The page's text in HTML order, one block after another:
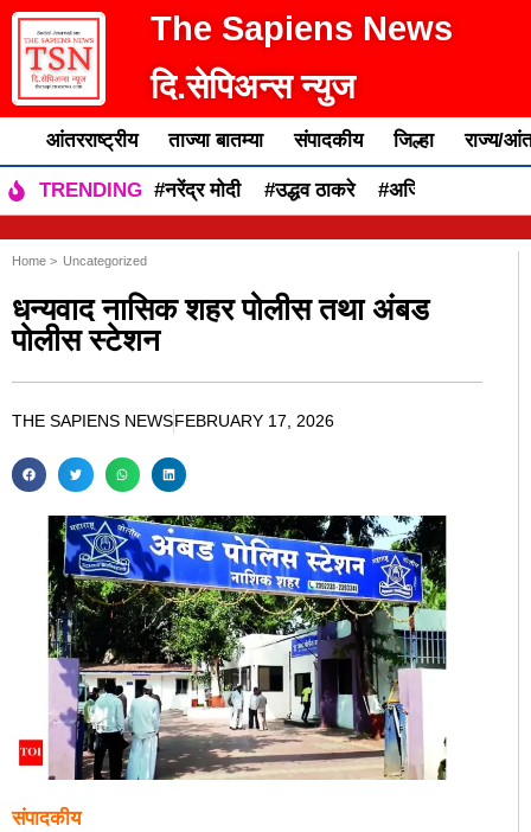
The Sapiens News
दि.सेपिअन्स न्युज
आंतरराष्ट्रीय ताज्या बातम्या संपादकीय जिल्हा राज्य/
TRENDING #नरेंद्र मोदी #उद्धव ठाकरे #अजित पवार
Home > Uncategorized
धन्यवाद नासिक शहर पोलीस तथा अंबड
पोलीस स्टेशन
THE SAPIENS NEWSFEBRUARY 17, 2026
संपादकीय